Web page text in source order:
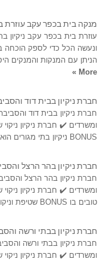
מנקה בית בכפר עקב עוזרת
עוזרת בית בכפר עקב ניקיון
ונעשה הכל כדי לספק הוכחה
הניתן עם המנקות והמנקים
More »
חברת ניקיון בבית דוד
חברת ניקיון בבית דוד
ומשרדים ✔️ חברת ניקיון
BONUS ניקיון בתי מגורים הוא טיפול רציני נוסף
חברת ניקיון בהר הרצל
חברת ניקיון בהר הרצל
ומשרדים ✔️ חברת ניקיון
טובים בו BONUS שטיפת וניקוי דירות מגורים
חברת ניקיון בבתי ורשה
חברת ניקיון בבתי ורשה
ומשרדים ✔️ חברת ניקיון